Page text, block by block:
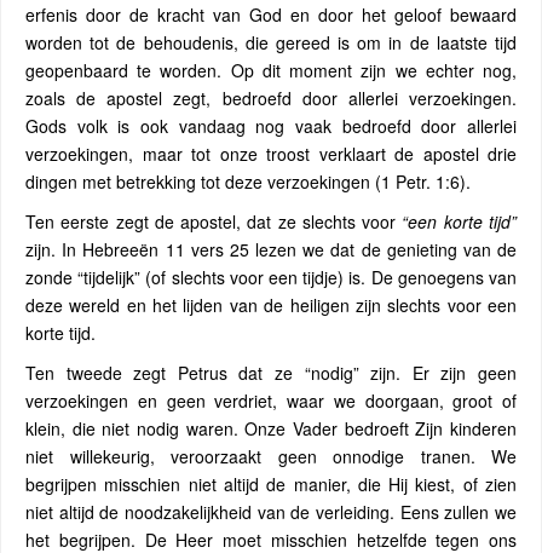
erfenis door de kracht van God en door het geloof bewaard
worden tot de behoudenis, die gereed is om in de laatste tijd
geopenbaard te worden. Op dit moment zijn we echter nog,
zoals de apostel zegt, bedroefd door allerlei verzoekingen.
Gods volk is ook vandaag nog vaak bedroefd door allerlei
verzoekingen, maar tot onze troost verklaart de apostel drie
dingen met betrekking tot deze verzoekingen (1 Petr. 1:6).
Ten eerste zegt de apostel, dat ze slechts voor “een korte tijd”
zijn. In Hebreeën 11 vers 25 lezen we dat de genieting van de
zonde “tijdelijk” (of slechts voor een tijdje) is. De genoegens van
deze wereld en het lijden van de heiligen zijn slechts voor een
korte tijd.
Ten tweede zegt Petrus dat ze “nodig” zijn. Er zijn geen
verzoekingen en geen verdriet, waar we doorgaan, groot of
klein, die niet nodig waren. Onze Vader bedroeft Zijn kinderen
niet willekeurig, veroorzaakt geen onnodige tranen. We
begrijpen misschien niet altijd de manier, die Hij kiest, of zien
niet altijd de noodzakelijkheid van de verleiding. Eens zullen we
het begrijpen. De Heer moet misschien hetzelfde tegen ons